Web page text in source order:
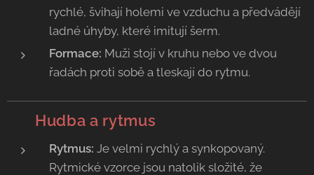
rychlé, švihají holemi ve vzduchu a předvádějí
ladné úhyby, které imitují šerm.
Formace: Muži stojí v kruhu nebo ve dvou
řadách proti sobě a tleskají do rytmu.
Hudba a rytmus
Rytmus: Je velmi rychlý a synkopovaný.
Rytmické vzorce jsou natolik složité, že